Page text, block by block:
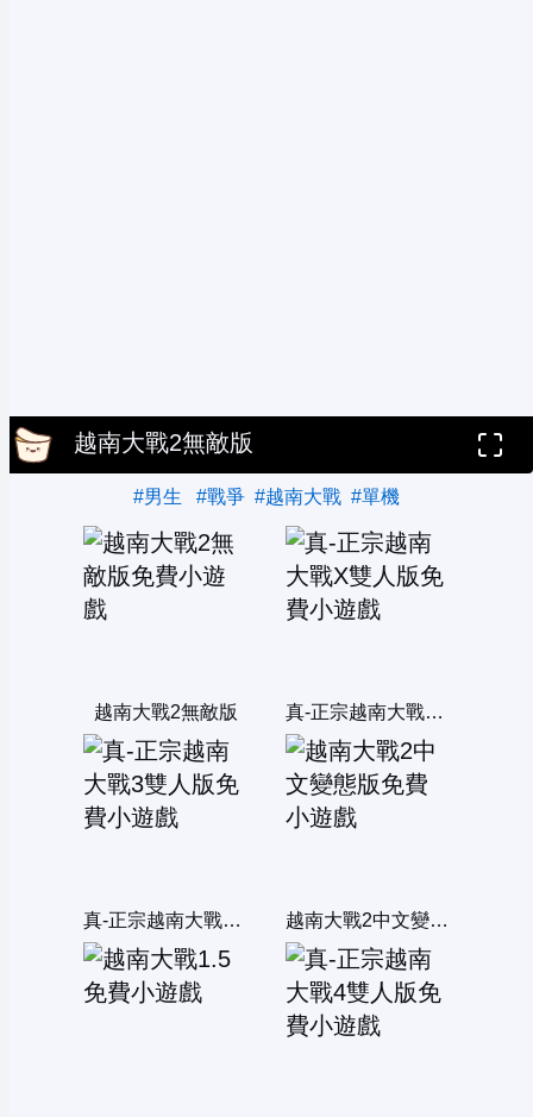
越南大戰2無敵版
#男生 #戰爭 #越南大戰 #單機
越南大戰2無敵版 真-正宗越南大戰X雙人版
真-正宗越南大戰3雙人版 越南大戰2中文變態版